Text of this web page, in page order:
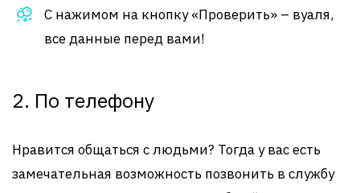
С нажимом на кнопку «Проверить» – вуаля,
все данные перед вами!
2. По телефону
Нравится общаться с людьми? Тогда у вас есть
замечательная возможность позвонить в службу